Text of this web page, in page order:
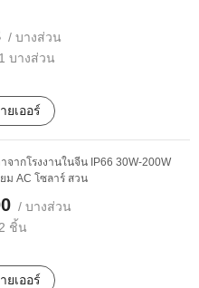
/ บางส่วน
1 บางส่วน
เออร์
จากโรงงานในจีน IP66 30W-200W
ม AC โซลาร์ สวน
/ บางส่วน
2 ชิ้น
เออร์